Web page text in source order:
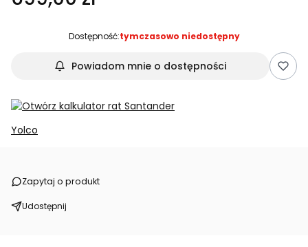
Dostępność:tymczasowo niedostępny
Powiadom mnie o dostępności
Yolco
Zapytaj o produkt
Udostępnij